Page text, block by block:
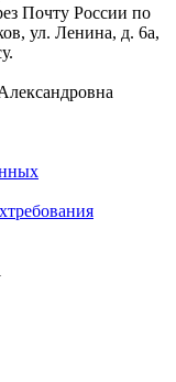
Почту России по
ул. Ленина, д. 6а,